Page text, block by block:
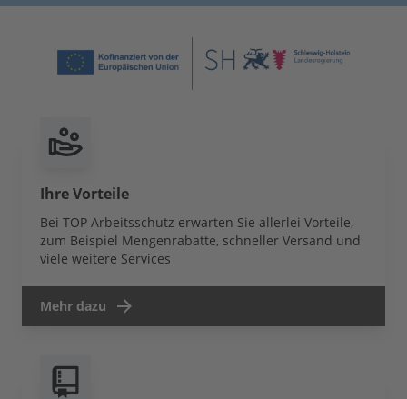
Ihre Vorteile
Bei TOP Arbeitsschutz erwarten Sie allerlei Vorteile,
zum Beispiel Mengenrabatte, schneller Versand und
viele weitere Services
Mehr dazu